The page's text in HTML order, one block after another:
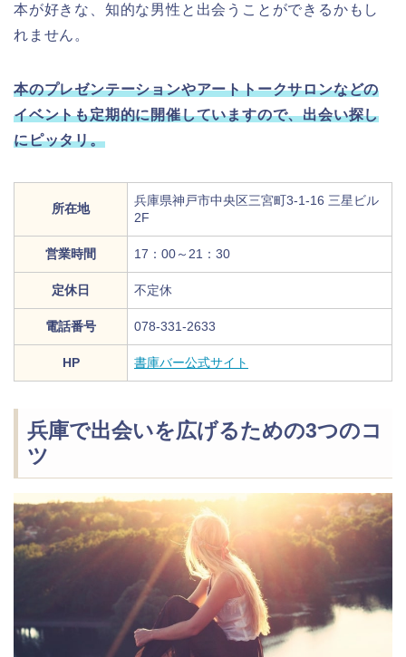
本が好きな、知的な男性と出会うことができるかもし
れません。
本のプレゼンテーションやアートトークサロンなどの
イベントも定期的に開催していますので、出会い探し
にピッタリ。
所在地
兵庫県神戸市中央区三宮町3-1-16 三星ビル
2F
営業時間 17：00～21：30
定休日 不定休
電話番号 078-331-2633
HP 書庫バー公式サイト
兵庫で出会いを広げるための3つのコ
ツ